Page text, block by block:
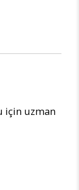
için uzman